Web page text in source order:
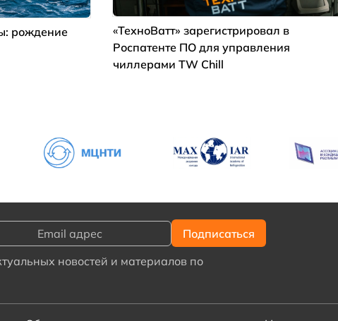
рождение
«ТехноВатт» зарегистрировал в
Роспатенте ПО для управления
чиллерами TW Chill
новостей и материалов по